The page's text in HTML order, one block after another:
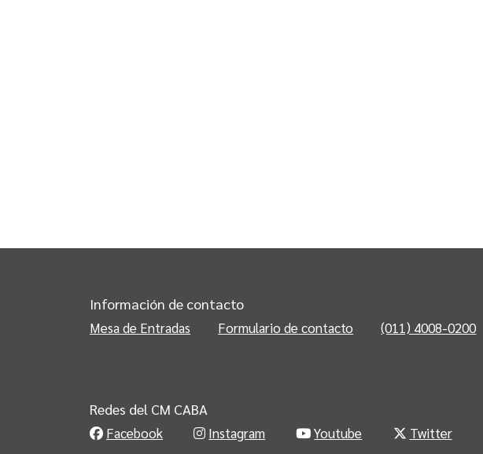
Información de contacto
Mesa de Entradas Formulario de contacto (011) 4008-0200
Redes del CM CABA
Facebook Instagram Youtube Twitter